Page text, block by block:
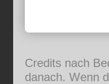
Credits nach
danach. Wenn